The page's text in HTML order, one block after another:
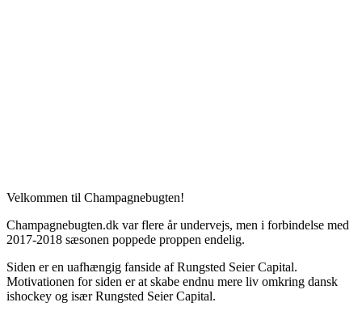
Velkommen til Champagnebugten!
Champagnebugten.dk var flere år undervejs, men i forbindelse med
2017-2018 sæsonen poppede proppen endelig.
Siden er en uafhængig fanside af Rungsted Seier Capital.
Motivationen for siden er at skabe endnu mere liv omkring dansk
ishockey og især Rungsted Seier Capital.